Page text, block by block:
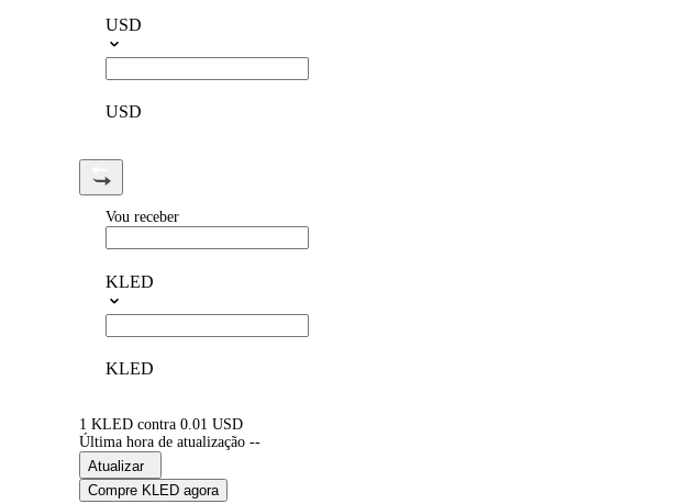
USD
USD
Vou receber
KLED
KLED
1 KLED contra 0.01 USD
Última hora de atualização --
Atualizar
Compre KLED agora